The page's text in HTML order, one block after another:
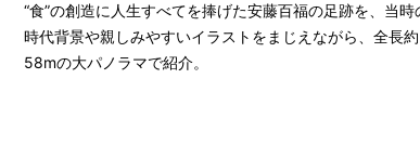
“食”の創造に人生すべてを捧げた安藤百福の足跡を、当時
時代背景や親しみやすいイラストをまじえながら、全長約
58mの大パノラマで紹介。